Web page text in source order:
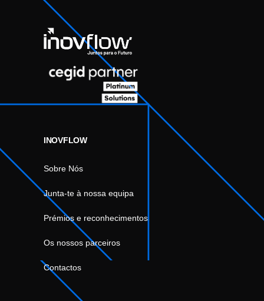
INOVFLOW
Sobre Nós
Junta-te à nossa equipa
Prémios e reconhecimentos
Os nossos parceiros
Contactos